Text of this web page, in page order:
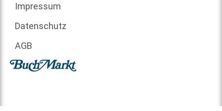
Impressum
Datenschutz
AGB